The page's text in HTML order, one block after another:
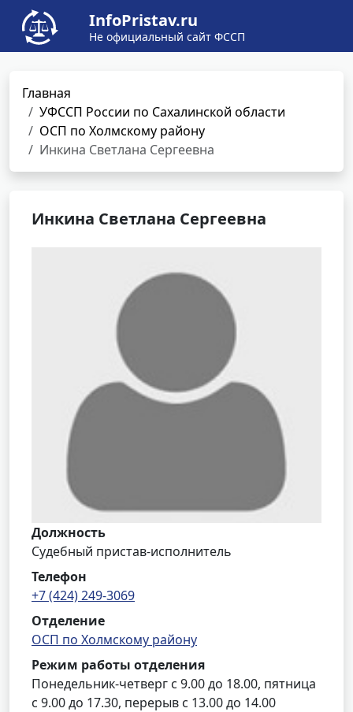
InfoPristav.ru
Не официальный сайт ФССП
Главная
УФССП России по Сахалинской области
ОСП по Холмскому району
Инкина Светлана Сергеевна
Инкина Светлана Сергеевна
Должность
Судебный пристав-исполнитель
Телефон
+7 (424) 249-3069
Отделение
ОСП по Холмскому району
Режим работы отделения
Понедельник-четверг с 9.00 до 18.00, пятница
с 9.00 до 17.30, перерыв с 13.00 до 14.00